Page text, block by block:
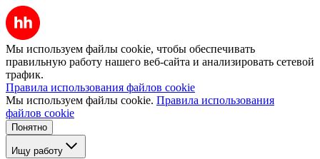
Мы используем файлы cookie, чтобы обеспечивать
правильную работу нашего веб-сайта и анализировать сетевой
трафик.
Правила использования файлов cookie
Мы используем файлы cookie. Правила использования
файлов cookie
Понятно
Ищу работу